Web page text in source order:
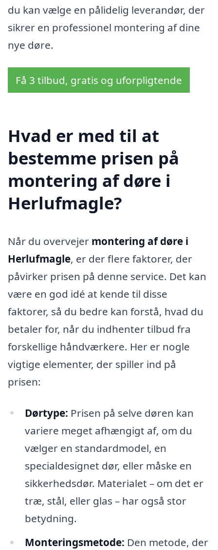
du kan vælge en pålidelig leverandør, der
sikrer en professionel montering af dine
nye døre.
Få 3 tilbud, gratis og uforpligtende
Hvad er med til at
bestemme prisen på
montering af døre i
Herlufmagle?
Når du overvejer montering af døre i
Herlufmagle, er der flere faktorer, der
påvirker prisen på denne service. Det kan
være en god idé at kende til disse
faktorer, så du bedre kan forstå, hvad du
betaler for, når du indhenter tilbud fra
forskellige håndværkere. Her er nogle
vigtige elementer, der spiller ind på
prisen:
Dørtype: Prisen på selve døren kan
variere meget afhængigt af, om du
vælger en standardmodel, en
specialdesignet dør, eller måske en
sikkerhedsdør. Materialet – om det er
træ, stål, eller glas – har også stor
betydning.
Monteringsmetode: Den metode, der